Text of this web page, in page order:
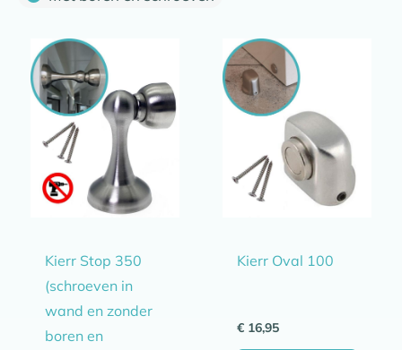
Kierr Stop 350
(schroeven in
wand en zonder
boren en
Kierr Oval 100
€ 16,95